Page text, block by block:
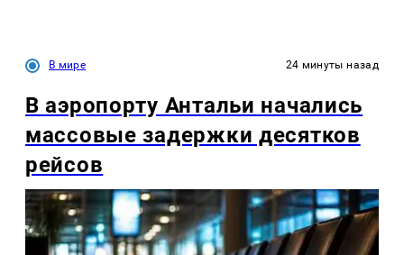
В мире 24 минуты назад
В аэропорту Антальи начались
массовые задержки десятков
рейсов